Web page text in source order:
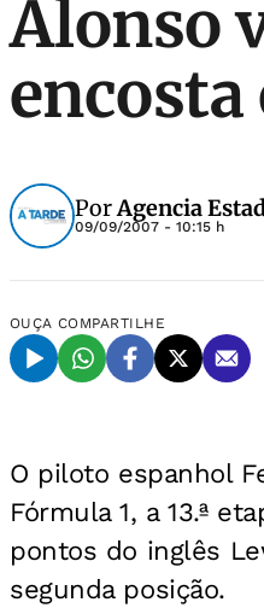
Alonso
PorAgencia
09/09/2007 - 10:15 h
OUÇA COMPARTILHE
O piloto espanhol
Fórmula 1, a 13.ª
pontos do inglês
segunda posição.